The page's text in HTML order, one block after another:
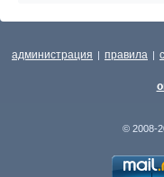
администрация | правила |
© 2008-